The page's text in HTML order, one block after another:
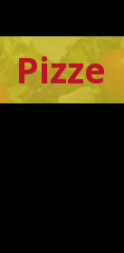
Pizze